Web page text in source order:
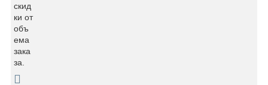
скид
ки от
объ
ема
зака
за.